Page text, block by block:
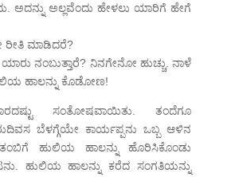
ಅದನ್ನು ಅಲ್ಲವೆಂದು ಹೇಳಲು ಯಾರಿಗೆ ಹೇಗೆ
ಮಾಡಿದರೆ?
ನಂಬುತ್ತಾರೆ? ನಿನಗೇನೋ ಹುಚ್ಚು. ನಾಳೆ
ಹಾಲನ್ನು ಕೊಡೋಣ!
ಸಂತೋಷವಾಯಿತು. ತಂದೆಗೂ
ಬೆಳಗ್ಗೆಯೇ ಕಾರ್ಯಪ್ಪನು ಒಬ್ಬ ಆಳಿನ
ಹುಲಿಯ ಹಾಲನ್ನು ಹೊರಿಸಿಕೊಂಡು
ಹುಲಿಯ ಹಾಲನ್ನು ಕರೆದ ಸಂಗತಿಯನ್ನು